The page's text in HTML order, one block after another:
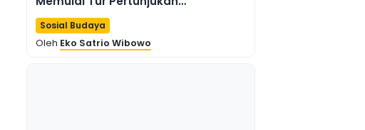
Pertamanya di Brasil
Sosial Budaya
Oleh Eko Satrio Wibowo